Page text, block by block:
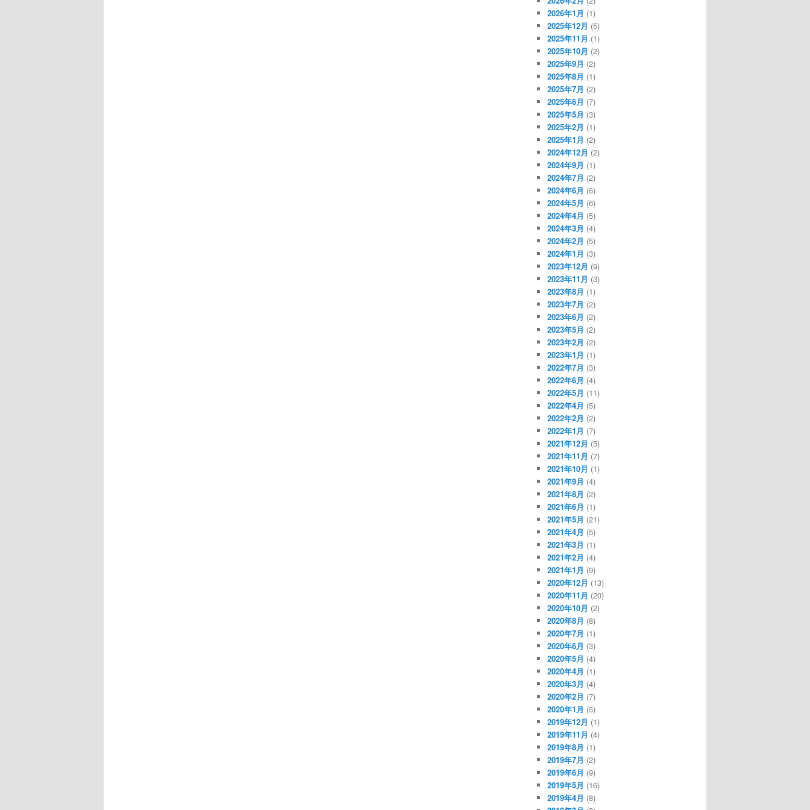
2026年1月 (1)
2025年12月 (5)
2025年11月 (1)
2025年10月 (2)
2025年9月 (2)
2025年8月 (1)
2025年7月 (2)
2025年6月 (7)
2025年5月 (3)
2025年2月 (1)
2025年1月 (2)
2024年12月 (2)
2024年9月 (1)
2024年7月 (2)
2024年6月 (6)
2024年5月 (6)
2024年4月 (5)
2024年3月 (4)
2024年2月 (5)
2024年1月 (3)
2023年12月 (9)
2023年11月 (3)
2023年8月 (1)
2023年7月 (2)
2023年6月 (2)
2023年5月 (2)
2023年2月 (2)
2023年1月 (1)
2022年7月 (3)
2022年6月 (4)
2022年5月 (11)
2022年4月 (5)
2022年2月 (2)
2022年1月 (7)
2021年12月 (5)
2021年11月 (7)
2021年10月 (1)
2021年9月 (4)
2021年8月 (2)
2021年6月 (1)
2021年5月 (21)
2021年4月 (5)
2021年3月 (1)
2021年2月 (4)
2021年1月 (9)
2020年12月 (13)
2020年11月 (20)
2020年10月 (2)
2020年8月 (8)
2020年7月 (1)
2020年6月 (3)
2020年5月 (4)
2020年4月 (1)
2020年3月 (4)
2020年2月 (7)
2020年1月 (5)
2019年12月 (1)
2019年11月 (4)
2019年8月 (1)
2019年7月 (2)
2019年6月 (9)
2019年5月 (16)
2019年4月 (8)